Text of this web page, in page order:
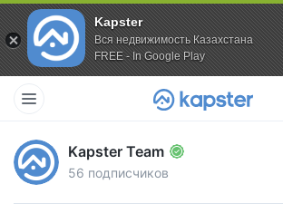
Kapster
Вся недвижимость Казахстана
FREE - In Google Play
Kapster Team
56 подписчиков